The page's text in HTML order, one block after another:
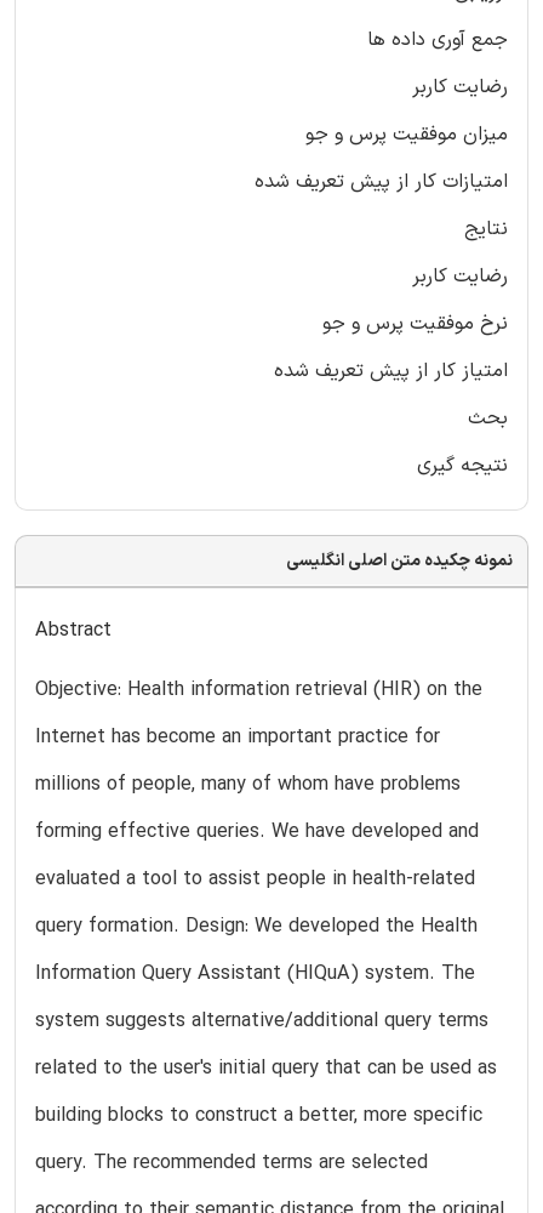
جمع آوری داده ها
رضایت کاربر
میزان موفقیت پرس و جو
امتیازات کار از پیش تعریف شده
نتایج
رضایت کاربر
نرخ موفقیت پرس و جو
امتیاز کار از پیش تعریف شده
بحث
نتیجه گیری
نمونه چکیده متن اصلی انگلیسی
Abstract
Objective: Health information retrieval (HIR) on the
Internet has become an important practice for
millions of people, many of whom have problems
forming effective queries. We have developed and
evaluated a tool to assist people in health-related
query formation. Design: We developed the Health
Information Query Assistant (HIQuA) system. The
system suggests alternative/additional query terms
related to the user's initial query that can be used as
building blocks to construct a better, more specific
query. The recommended terms are selected